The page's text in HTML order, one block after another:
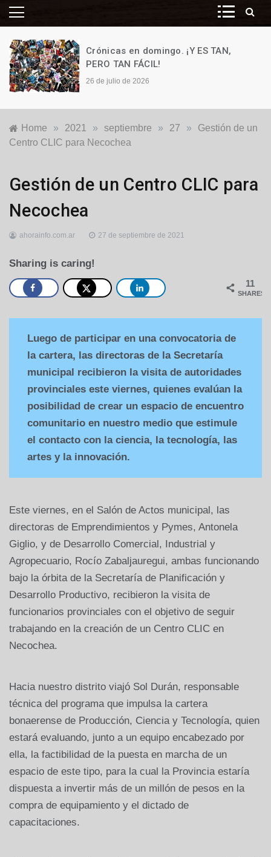
Crónicas en domingo. ¡Y ES TAN,
PERO TAN FÁCIL!
26 de julio de 2026
Home » 2021 » septiembre » 27 »
Gestión de un
Centro CLIC para Necochea
Generales
Locales
Gestión de un Centro CLIC para
Necochea
ahorainfo.com.ar 27 de septiembre de 2021
Sharing is caring!
11
SHARES
Luego de participar en una convocatoria de
la cartera, las directoras de la Secretaría
municipal recibieron la visita de autoridades
provinciales este viernes, quienes evalúan la
posibilidad de crear un espacio de encuentro
comunitario en nuestro medio que estimule
el contacto con la ciencia, la tecnología, las
artes y la innovación.
Este viernes, en el Salón de Actos municipal, las
directoras de Emprendimientos y Pymes, Antonela
Giglio, y de Desarrollo Comercial, Industrial y
Agropecuario, Rocío Zabaljauregui, ambas funcionando
bajo la órbita de la Secretaría de Planificación y
Desarrollo Productivo, recibieron la visita de
funcionarios provinciales con el objetivo de seguir
trabajando en la creación de un Centro CLIC en
Necochea.
Hacia nuestro distrito viajó Sol Durán, responsable
técnica del programa que impulsa la cartera
bonaerense de Producción, Ciencia y Tecnología, quien
estará evaluando, junto a un equipo encabezado por
ella, la factibilidad de la puesta en marcha de un
espacio de este tipo, para la cual la Provincia estaría
dispuesta a invertir más de un millón de pesos en la
compra de equipamiento y el dictado de
capacitaciones.